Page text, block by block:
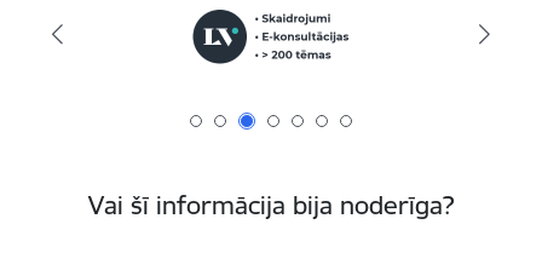
Vai šī informācija bija noderīga?